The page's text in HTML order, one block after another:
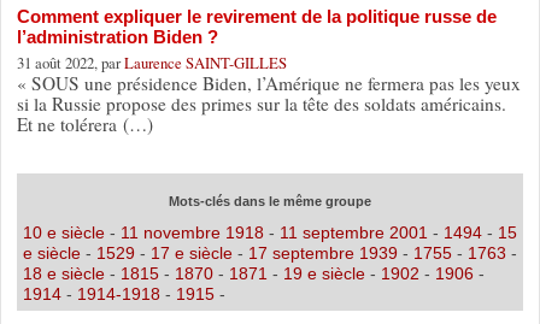
Comment expliquer le revirement de la politique russe de
l’administration Biden ?
31 août 2022, parLaurence SAINT-GILLES
« SOUS une présidence Biden, l’Amérique ne fermera pas les yeux
si la Russie propose des primes sur la tête des soldats américains.
Et ne tolérera (…)
Mots-clés dans le même groupe
10 e siècle - 11 novembre 1918 - 11 septembre 2001 - 1494- 15
e siècle - 1529- 17 e siècle- 17 septembre 1939- 1755- 1763 -
18 e siècle- 1815- 1870- 1871 - 19 e siècle- 1902 - 1906 -
1914- 1914-1918 - 1915-